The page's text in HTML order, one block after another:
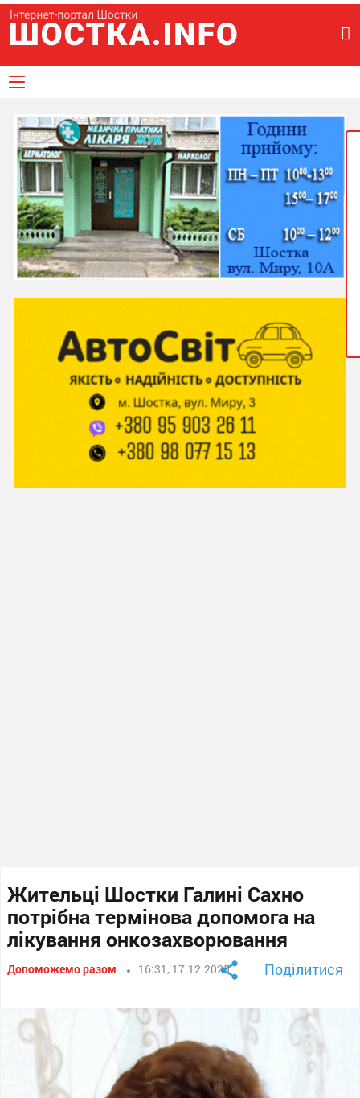
Жительці Шостки Галині Сахно
потрібна термінова допомога на
лікування онкозахворювання
Допоможемо разом 16:31, 17.12.2025 Поділитися